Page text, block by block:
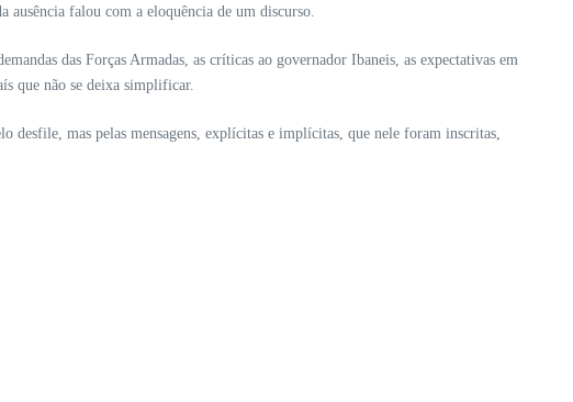
ausência falou com a eloquência de um discurso.
das Forças Armadas, as críticas ao governador Ibaneis, as expectativas em
que não se deixa simplificar.
desfile, mas pelas mensagens, explícitas e implícitas, que nele foram inscritas,